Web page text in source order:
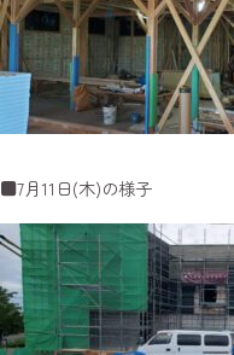
■7月11日(木)の様子